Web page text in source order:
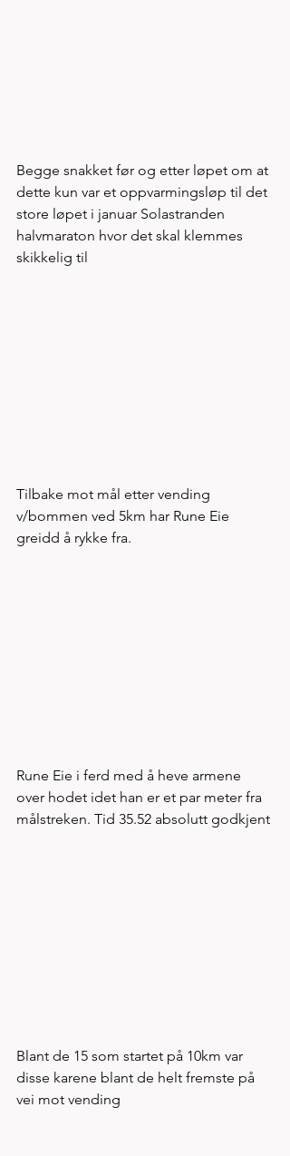
Begge snakket før og etter løpet om at
dette kun var et oppvarmingsløp til det
store løpet i januar Solastranden
halvmaraton hvor det skal klemmes
skikkelig til
Tilbake mot mål etter vending
v/bommen ved 5km har Rune Eie
greidd å rykke fra.
Rune Eie i ferd med å heve armene
over hodet idet han er et par meter fra
målstreken. Tid 35.52 absolutt godkjent
Blant de 15 som startet på 10km var
disse karene blant de helt fremste på
vei mot vending